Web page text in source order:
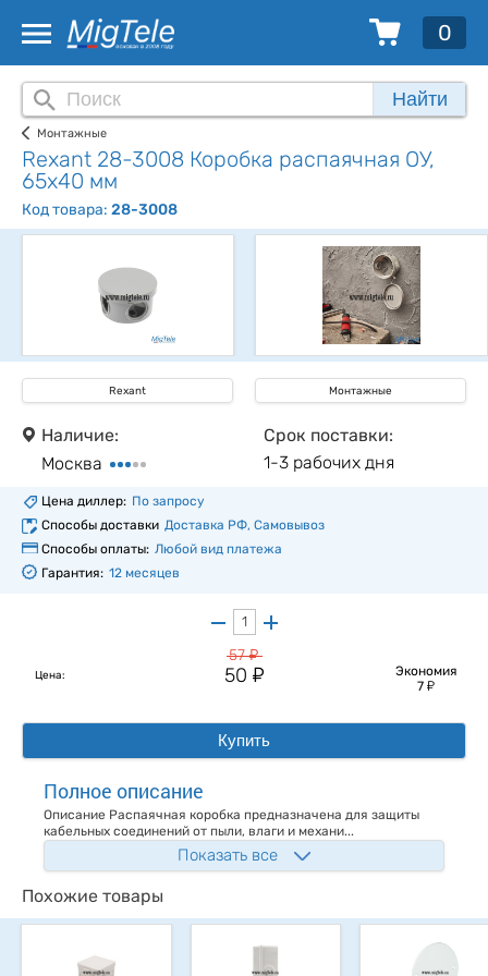
0
Найти
Монтажные
Rexant 28-3008 Коробка распаячная ОУ,
65х40 мм
Код товара: 28-3008
Rexant Монтажные
Наличие:
Москва
Срок поставки:
1-3 рабочих дня
Цена диллер: По запросу
Способы доставки Доставка РФ, Самовывоз
Способы оплаты: Любой вид платежа
Гарантия: 12 месяцев
Цена:
57у
50 у
Экономия
7у
Купить
Полное описание
Описание Распаячная коробка предназначена для защиты
кабельных соединений от пыли, влаги и механи...
Показать все
Похожие товары